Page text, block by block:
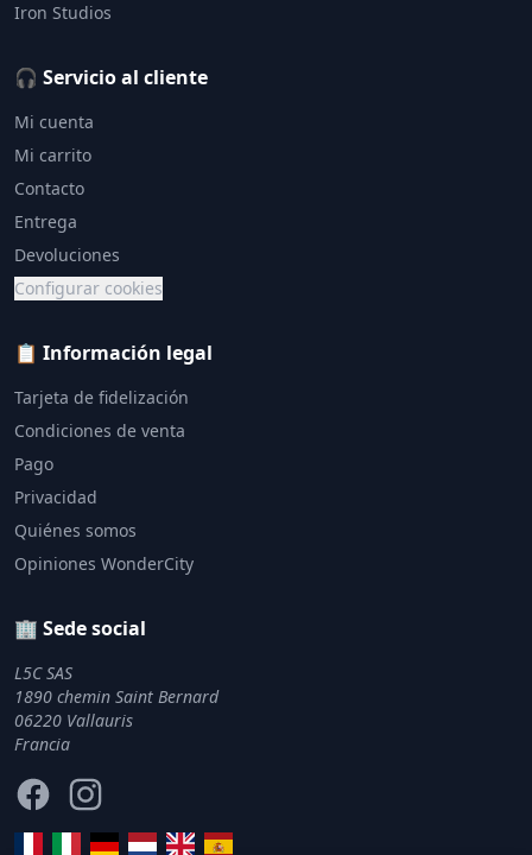
Iron Studios
🎧 Servicio al cliente
Mi cuenta
Mi carrito
Contacto
Entrega
Devoluciones
Configurar cookies
📋 Información legal
Tarjeta de fidelización
Condiciones de venta
Pago
Privacidad
Quiénes somos
Opiniones WonderCity
🏢 Sede social
L5C SAS
1890 chemin Saint Bernard
06220 Vallauris
Francia
FacebookInstagram